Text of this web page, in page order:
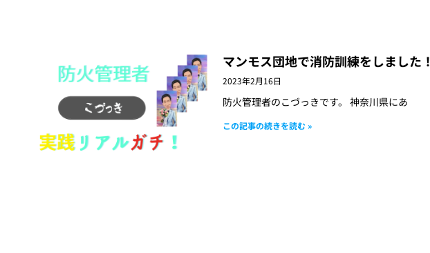
マンモス団地で消防訓練をしました！
2023年2月16日
防火管理者のこづっきです。 神奈川県にあ
この記事の続きを読む »